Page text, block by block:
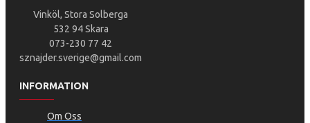
Vinköl, Stora Solberga
532 94 Skara
073-230 77 42
sznajder.sverige@gmail.com
INFORMATION
Om Oss